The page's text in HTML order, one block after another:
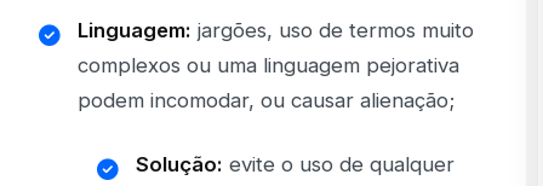
Linguagem: jargões, uso de termos muito
complexos ou uma linguagem pejorativa
podem incomodar, ou causar alienação;
Solução: evite o uso de qualquer